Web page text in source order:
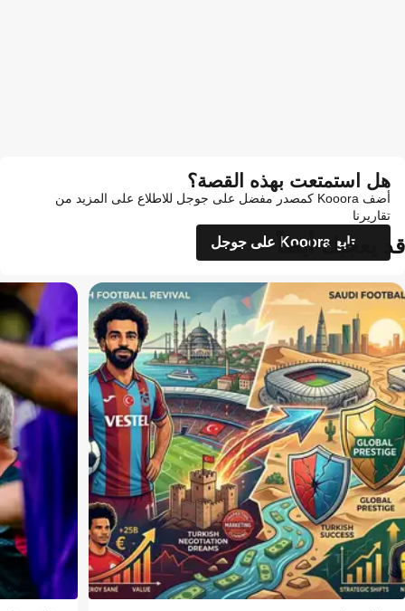
هل استمتعت بهذه القصة؟
أضف Kooora كمصدر مفضل على جوجل للاطلاع على المزيد من
تقاريرنا
تابع Kooora على جوجل
قد يعجبك أيضاً